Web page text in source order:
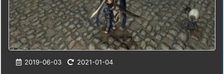
2019-06-03 2021-01-04